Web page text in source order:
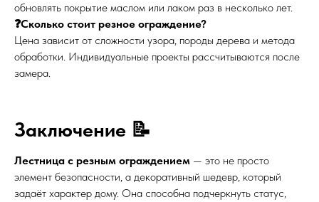
обновлять покрытие маслом или лаком раз в несколько лет.
❓Сколько стоит резное ограждение?
Цена зависит от сложности узора, породы дерева и метода
обработки. Индивидуальные проекты рассчитываются после
замера.
Заключение 📝
Лестница с резным ограждением — это не просто
элемент безопасности, а декоративный шедевр, который
задаёт характер дому. Она способна подчеркнуть статус,